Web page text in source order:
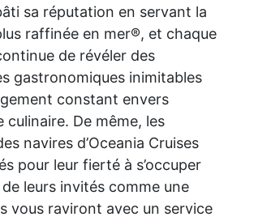
sa réputation en servant la
raffinée en mer®, et chaque
de révéler des
gastronomiques inimitables
constant envers
culinaire. De même, les
navires d’Oceania Cruises
pour leur fierté à s’occuper
leurs invités comme une
vous raviront avec un service